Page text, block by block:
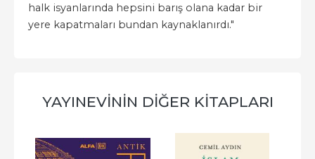
halk isyanlarında hepsini barış olana kadar bir
yere kapatmaları bundan kaynaklanırdı."
YAYINEVININ DIĞER KITAPLARI